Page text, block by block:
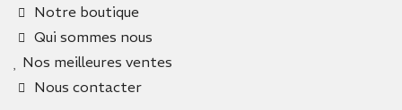
Notre boutique
Qui sommes nous
Nos meilleures ventes
Nous contacter